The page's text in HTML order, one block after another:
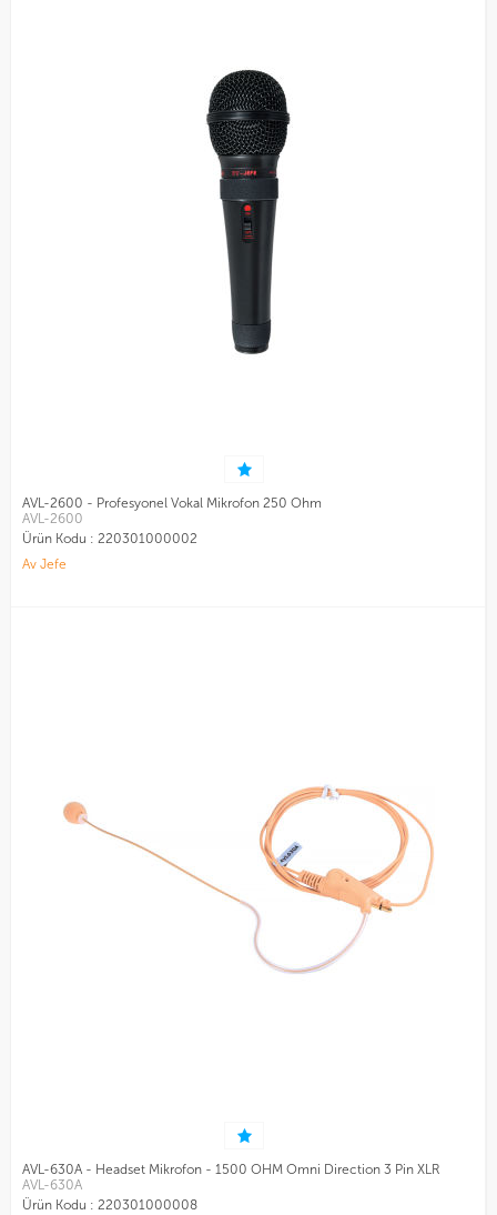
AVL-2600 - Profesyonel Vokal Mikrofon 250 Ohm
AVL-2600
Ürün Kodu : 220301000002
Av Jefe
AVL-630A - Headset Mikrofon - 1500 OHM Omni Direction 3 Pin XLR
AVL-630A
Ürün Kodu : 220301000008